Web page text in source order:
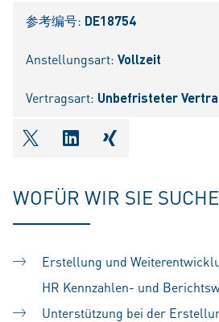
参考编号: DE18754
Anstellungsart: Vollzeit
Vertragsart: Unbefristeter
shareOntwitter
shareOnlinkedIn
shareOnxing
WOFÜR WIR SIE
Erstellung und
HR Kennzahlen- und
Unterstützung bei der